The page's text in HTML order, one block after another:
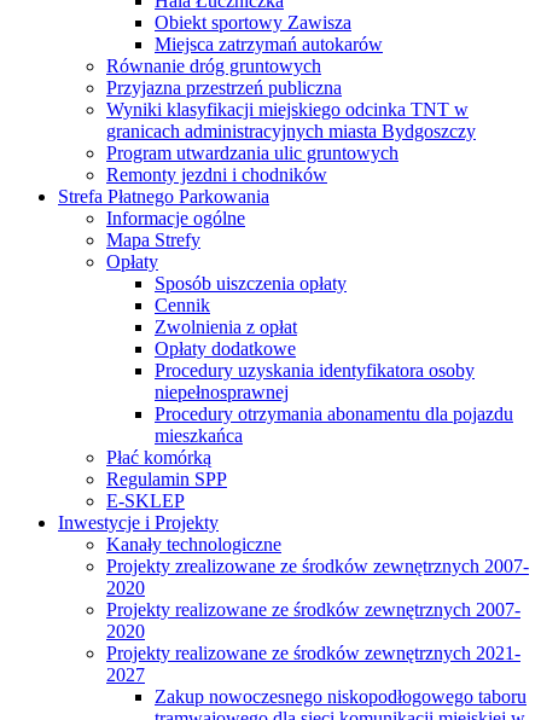
Obiekt sportowy Zawisza
Miejsca zatrzymań autokarów
Równanie dróg gruntowych
Przyjazna przestrzeń publiczna
Wyniki klasyfikacji miejskiego odcinka TNT w
granicach administracyjnych miasta Bydgoszczy
Program utwardzania ulic gruntowych
Remonty jezdni i chodników
Strefa Płatnego Parkowania
Informacje ogólne
Mapa Strefy
Opłaty
Sposób uiszczenia opłaty
Cennik
Zwolnienia z opłat
Opłaty dodatkowe
Procedury uzyskania identyfikatora osoby
niepełnosprawnej
Procedury otrzymania abonamentu dla pojazdu
mieszkańca
Płać komórką
Regulamin SPP
E-SKLEP
Inwestycje i Projekty
Kanały technologiczne
Projekty zrealizowane ze środków zewnętrznych 2007-
2020
Projekty realizowane ze środków zewnętrznych 2007-
2020
Projekty realizowane ze środków zewnętrznych 2021-
2027
Zakup nowoczesnego niskopodłogowego taboru